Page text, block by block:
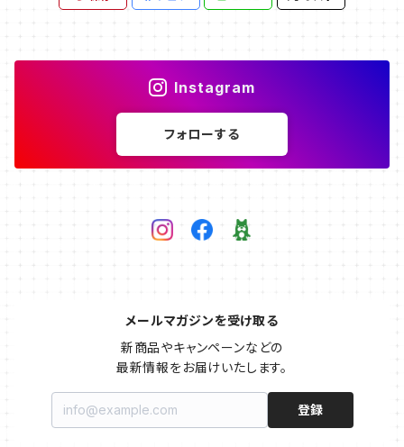
Instagram
フォローする
メールマガジンを受け取る
新商品やキャンペーンなどの
最新情報をお届けいたします。
登録